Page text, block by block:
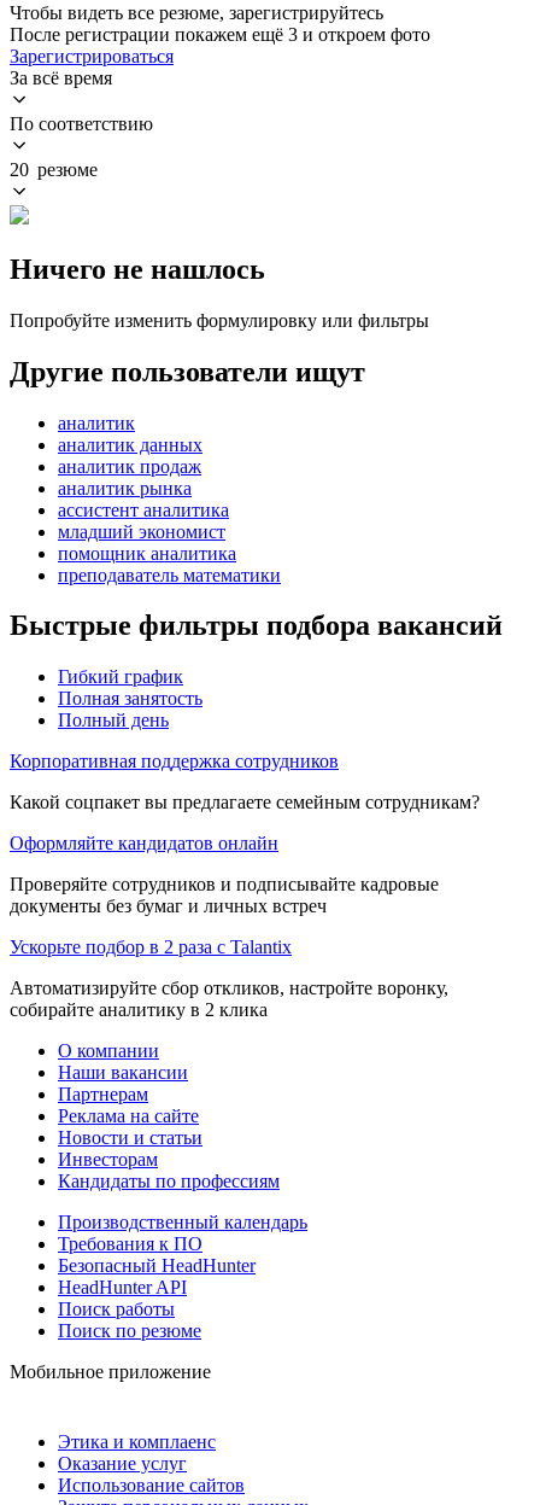
Чтобы видеть все резюме, зарегистрируйтесь
После регистрации покажем ещё 3 и откроем фото
Зарегистрироваться
За всё время
По соответствию
20 резюме
Ничего не нашлось
Попробуйте изменить формулировку или фильтры
Другие пользователи ищут
аналитик
аналитик данных
аналитик продаж
аналитик рынка
ассистент аналитика
младший экономист
помощник аналитика
преподаватель математики
Быстрые фильтры подбора вакансий
Гибкий график
Полная занятость
Полный день
Корпоративная поддержка сотрудников
Какой соцпакет вы предлагаете семейным сотрудникам?
Оформляйте кандидатов онлайн
Проверяйте сотрудников и подписывайте кадровые
документы без бумаг и личных встреч
Ускорьте подбор в 2 раза с Talantix
Автоматизируйте сбор откликов, настройте воронку,
собирайте аналитику в 2 клика
О компании
Наши вакансии
Партнерам
Реклама на сайте
Новости и статьи
Инвесторам
Кандидаты по профессиям
Производственный календарь
Требования к ПО
Безопасный HeadHunter
HeadHunter API
Поиск работы
Поиск по резюме
Мобильное приложение
Этика и комплаенс
Оказание услуг
Использование сайтов